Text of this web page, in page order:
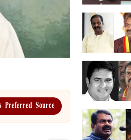
Preferred Source